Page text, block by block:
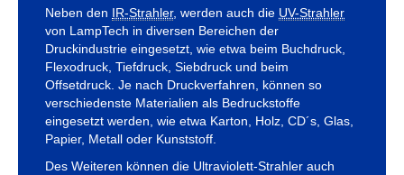
Neben den IR-Strahler, werden auch die UV-Strahler
von LampTech in diversen Bereichen der
Druckindustrie eingesetzt, wie etwa beim Buchdruck,
Flexodruck, Tiefdruck, Siebdruck und beim
Offsetdruck. Je nach Druckverfahren, können so
verschiedenste Materialien als Bedruckstoffe
eingesetzt werden, wie etwa Karton, Holz, CD´s, Glas,
Papier, Metall oder Kunststoff.
Des Weiteren können die Ultraviolett-Strahler auch